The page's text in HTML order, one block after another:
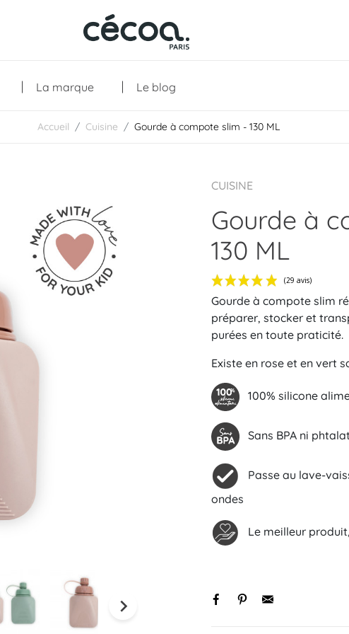
Les essentiels
La marque Le blog
Accueil Cuisine Gourde à compote slim - 130 ML

CUISINE
Gourde à
130 ML
Gourde à compote slim
préparer, stocker et
purées en toute praticité.
Existe en rose et en vert
100% silicone
Sans BPA ni
Passe au lave-
ondes
Le meilleur